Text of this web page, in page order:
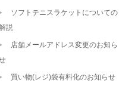
ソフトテニスラケットについての
説
店舗メールアドレス変更のお知ら
買い物(レジ)袋有料化のお知らせ